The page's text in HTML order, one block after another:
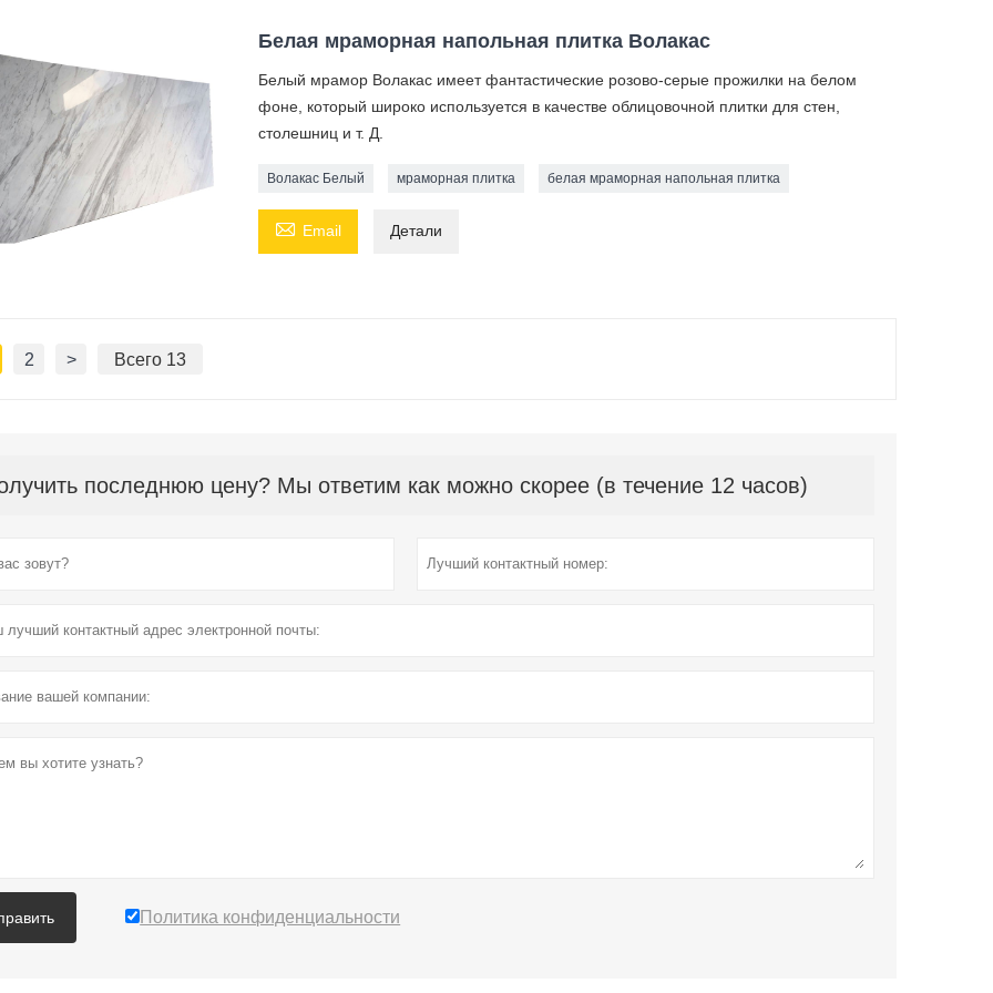
Белая мраморная напольная плитка Волакас
Белый мрамор Волакас имеет фантастические розово-серые прожилки на белом
фоне, который широко используется в качестве облицовочной плитки для стен,
столешниц и т. Д.
Волакас Белый мраморная плитка белая мраморная напольная плитка
 Email Детали
2 > Всего 13
последнюю цену? Мы ответим как можно скорее (в течение 12 часов)
Политика конфиденциальности